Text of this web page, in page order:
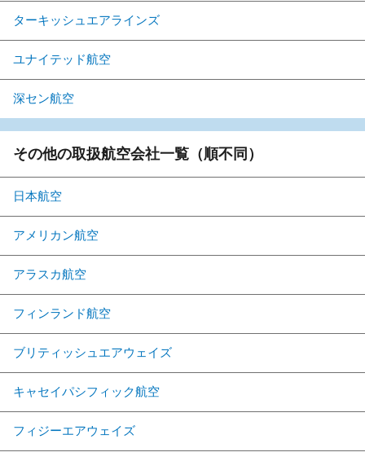
ターキッシュエアラインズ
ユナイテッド航空
深セン航空
その他の取扱航空会社一覧（順不同）
日本航空
アメリカン航空
アラスカ航空
フィンランド航空
ブリティッシュエアウェイズ
キャセイパシフィック航空
フィジーエアウェイズ